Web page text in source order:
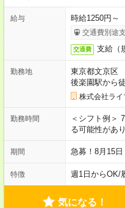
給与 時給1250円～
交通費別途
交通費 支給（
勤務地
東京都文京区
後楽園駅から
株式会社ライ
勤務時間
＜シフト例＞
る可能性があ
期間 急募！8月15日
特徴 週1日からOK/
気になる！